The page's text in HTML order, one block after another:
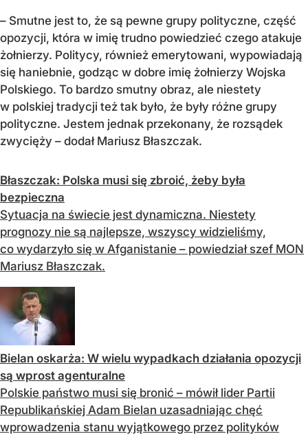
– Smutne jest to, że są pewne grupy polityczne, część
opozycji, która w imię trudno powiedzieć czego atakuje
żołnierzy. Politycy, również emerytowani, wypowiadają
się haniebnie, godząc w dobre imię żołnierzy Wojska
Polskiego. To bardzo smutny obraz, ale niestety
w polskiej tradycji też tak było, że były różne grupy
polityczne. Jestem jednak przekonany, że rozsądek
zwycięży – dodał Mariusz Błaszczak.
Błaszczak: Polska musi się zbroić, żeby była
bezpieczna
Sytuacja na świecie jest dynamiczna. Niestety
prognozy nie są najlepsze, wszyscy widzieliśmy,
co wydarzyło się w Afganistanie – powiedział szef MON
Mariusz Błaszczak.
Bielan oskarża: W wielu wypadkach działania opozycji
są wprost agenturalne
Polskie państwo musi się bronić – mówił lider Partii
Republikańskiej Adam Bielan uzasadniając chęć
wprowadzenia stanu wyjątkowego przez polityków